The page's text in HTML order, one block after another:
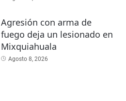
Agresión con arma de
fuego deja un lesionado en
Mixquiahuala
Agosto 8, 2026